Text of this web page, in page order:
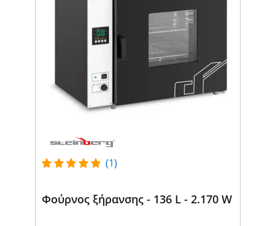
(1)
Φούρνος ξήρανσης - 136 L - 2.170 W